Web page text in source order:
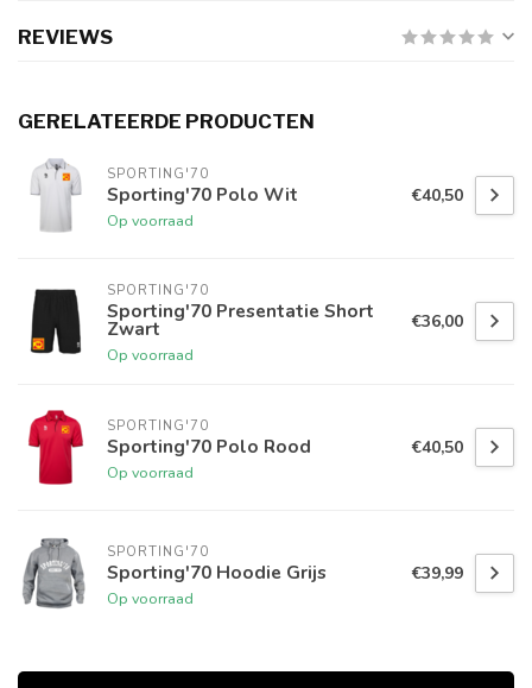
REVIEWS
GERELATEERDE PRODUCTEN
SPORTING'70
Sporting'70 Polo Wit
Op voorraad
€40,50
SPORTING'70
Sporting'70 Presentatie Short
Zwart
Op voorraad
€36,00
SPORTING'70
Sporting'70 Polo Rood
Op voorraad
€40,50
SPORTING'70
Sporting'70 Hoodie Grijs
Op voorraad
€39,99